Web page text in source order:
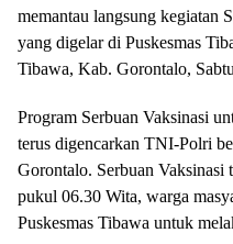
memantau langsung kegiatan
yang digelar di Puskesmas
Tibawa, Kab. Gorontalo,
Program Serbuan Vaksinasi
terus digencarkan TNI-Polri
Gorontalo. Serbuan Vaksinasi
pukul 06.30 Wita, warga
Puskesmas Tibawa untuk